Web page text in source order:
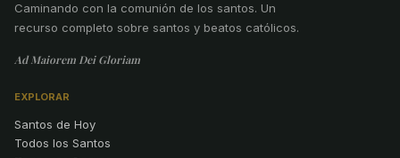
Caminando con la comunión de los santos. Un
recurso completo sobre santos y beatos católicos.
Ad Maiorem Dei Gloriam
EXPLORAR
Santos de Hoy
Todos los Santos